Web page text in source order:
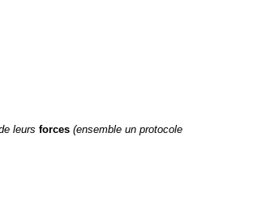
leurs forces(ensemble un protocole